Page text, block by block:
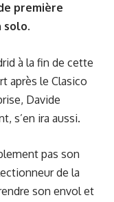
première
solo.
à la fin de cette
après le Clasico
Davide
s’en ira aussi.
pas son
de la
son envol et